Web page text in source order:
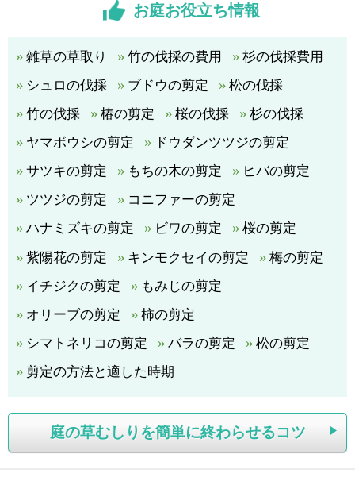
お庭お役立ち情報
雑草の草取り 竹の伐採の費用
杉の伐採費用
シュロの伐採
ブドウの剪定
松の伐採
竹の伐採
椿の剪定 桜の伐採
杉の伐採
ヤマボウシの剪定
ドウダンツツジの剪定
サツキの剪定
もちの木の剪定
ヒバの剪定
ツツジの剪定
コニファーの剪定
ハナミズキの剪定
ビワの剪定
桜の剪定
紫陽花の剪定
キンモクセイの剪定
梅の剪定
イチジクの剪定
もみじの剪定
オリーブの剪定
柿の剪定
シマトネリコの剪定
バラの剪定
松の剪定
剪定の方法と適した時期
庭の草むしりを簡単に終わらせるコツ